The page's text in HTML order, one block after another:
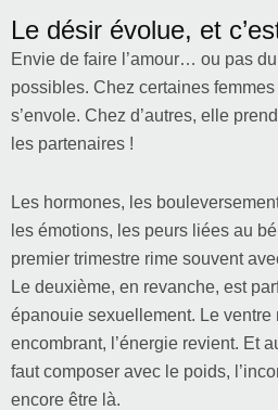
Le désir évolue, et
Envie de faire l’amour… ou pas
possibles. Chez certaines
s’envole. Chez d’autres, elle
les partenaires !
Les hormones, les
les émotions, les peurs liées au
premier trimestre rime souvent
Le deuxième, en revanche, est
épanouie sexuellement. Le ventre
encombrant, l’énergie revient. Et
faut composer avec le poids,
encore être là.